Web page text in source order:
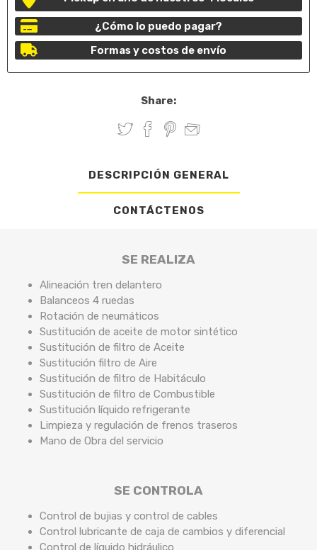
¿Cómo lo puedo pagar?
Formas y costos de envío
Share:
DESCRIPCIÓN GENERAL
CONTÁCTENOS
SE REALIZA
Alineación tren delantero
Balanceos 4 ruedas
Rotación de neumáticos
Sustitución de aceite de motor sintético
Sustitución de filtro de Aceite
Sustitución filtro de Aire
Sustitución de filtro de Habitáculo
Sustitución de filtro de Combustible
Sustitución líquido refrigerante
Limpieza y regulación de frenos traseros
Mano de Obra del servicio
SE CONTROLA
Control de bujias y control de cables
Control lubricante de caja de cambios y diferencial
Control de líquido hidráulico